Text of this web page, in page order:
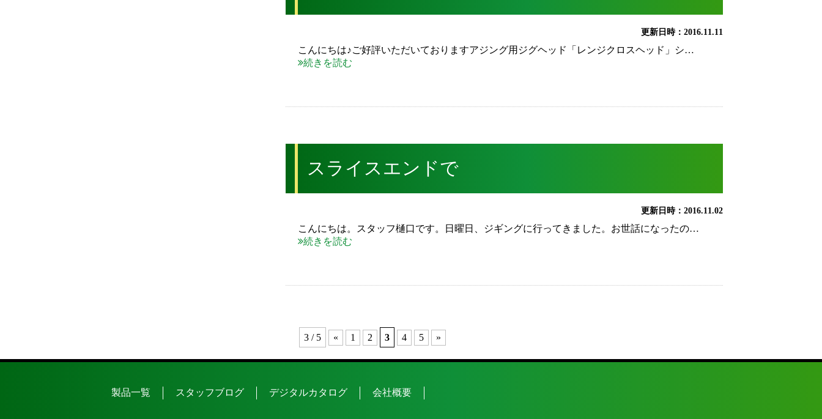
更新日時：2016.11.11
こんにちは♪ご好評いただいておりますアジング用ジグヘッド「レンジクロスヘッド」シ…
続きを読む
スライスエンドで
更新日時：2016.11.02
こんにちは。スタッフ樋口です。日曜日、ジギングに行ってきました。お世話になったの…
続きを読む
3 / 5 « 1 2 3 4 5 »
製品一覧 スタッフブログ デジタルカタログ 会社概要